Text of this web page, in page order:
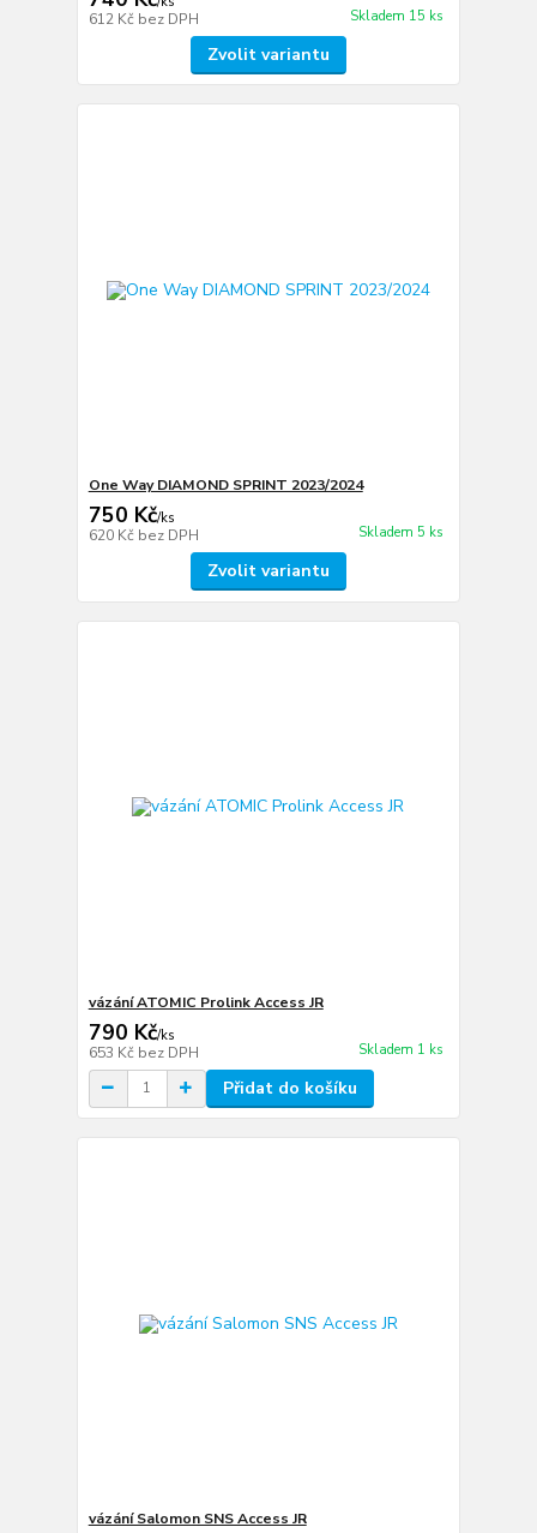
612 Kč bez DPH Skladem 15 ks
Zvolit variantu
One Way DIAMOND SPRINT 2023/2024
750 Kč/ks
620 Kč bez DPH Skladem 5 ks
Zvolit variantu
vázání ATOMIC Prolink Access JR
790 Kč/ks
653 Kč bez DPH Skladem 1 ks
Přidat do košíku
vázání Salomon SNS Access JR